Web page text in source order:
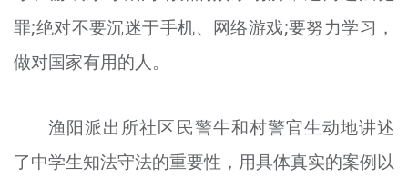
罪;绝对不要沉迷于手机、网络游戏;要努力学习，
做对国家有用的人。
渔阳派出所社区民警牛和村警官生动地讲述
了中学生知法守法的重要性，用具体真实的案例以